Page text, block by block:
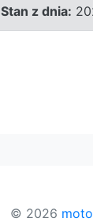
Stan z dnia:
© 2026